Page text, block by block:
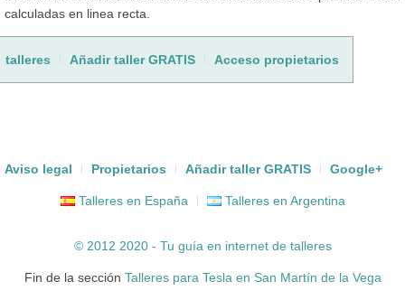
calculadas en linea recta.
talleres Añadir taller GRATIS Acceso propietarios
Aviso legal Propietarios Añadir taller GRATIS Google+
Talleres en España Talleres en Argentina
© 2012 2020 - Tu guía en internet de talleres
Fin de la sección Talleres para Tesla en San Martín de la Vega